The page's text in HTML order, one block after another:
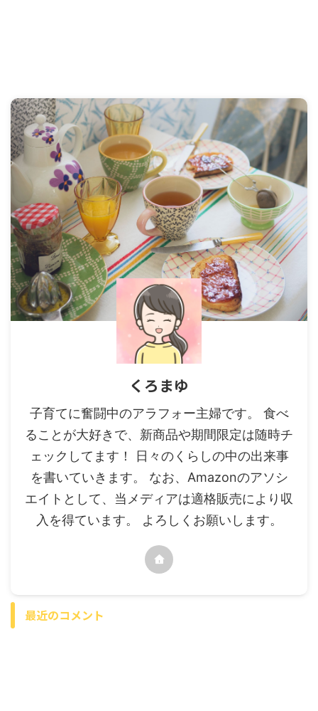
くろまゆ
子育てに奮闘中のアラフォー主婦です。 食べ
ることが大好きで、新商品や期間限定は随時チ
ェックしてます！ 日々のくらしの中の出来事
を書いていきます。 なお、Amazonのアソシ
エイトとして、当メディアは適格販売により収
入を得ています。 よろしくお願いします。
最近のコメント